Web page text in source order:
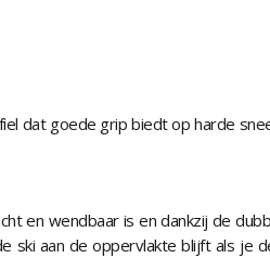
dat goede grip biedt op harde
en wendbaar is en dankzij de
ski aan de oppervlakte blijft als je